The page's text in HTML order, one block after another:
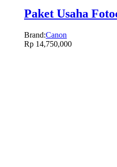
Paket Usaha
Brand:Canon
Rp 14,750,000